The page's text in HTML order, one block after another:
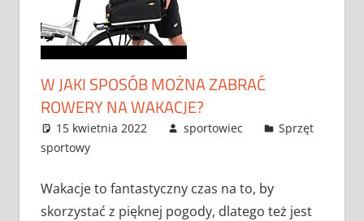
W JAKI SPOSÓB MOŻNA ZABRAĆ
ROWERY NA WAKACJE?
15 kwietnia 2022 sportowiec
Sprzęt
sportowy
Wakacje to fantastyczny czas na to, by
skorzystać z pięknej pogody, dlatego też jest